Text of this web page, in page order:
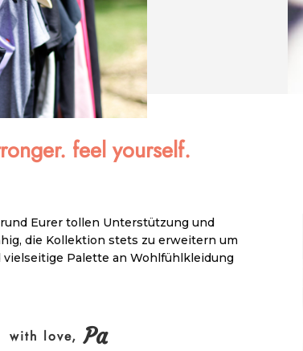
feel yourself.
Eurer tollen Unterstützung und
die Kollektion stets zu erweitern um
Palette an Wohlfühlkleidung
love, Patricia